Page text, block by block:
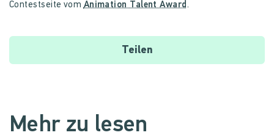
Contestseite vomAnimation Talent Award.
Teilen
Mehr zu lesen